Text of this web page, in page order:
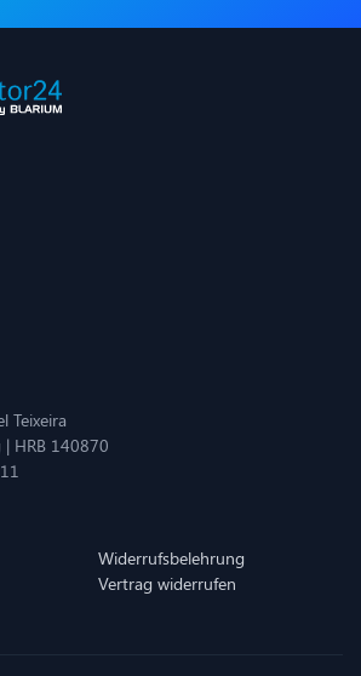
Teixeira
HRB 140870
Widerrufsbelehrung
Vertrag widerrufen